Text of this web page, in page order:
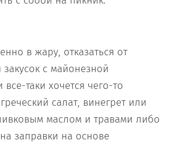
в жару, отказаться от
с майонезной
таки хочется чего-то
салат, винегрет или
маслом и травами либо
заправки на основе